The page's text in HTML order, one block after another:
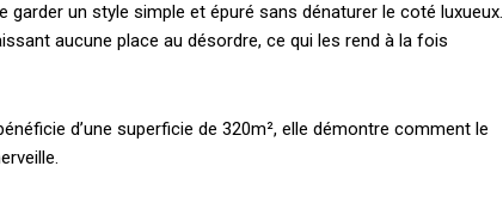
un style simple et épuré sans dénaturer le coté luxueux.
aucune place au désordre, ce qui les rend à la fois
d’une superficie de 320m², elle démontre comment le